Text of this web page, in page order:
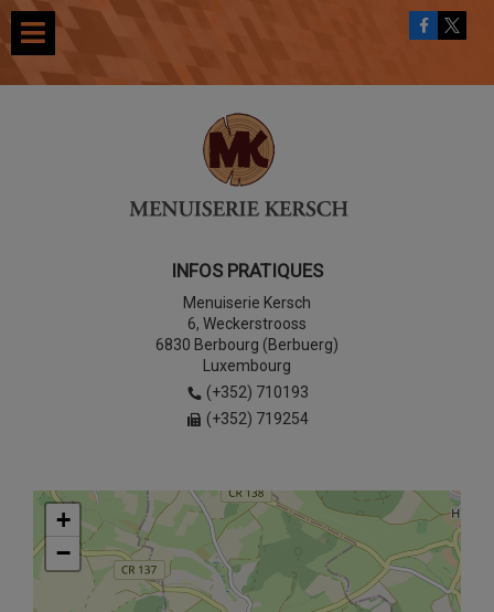
INFOS PRATIQUES
Menuiserie Kersch
6, Weckerstrooss
6830 Berbourg (Berbuerg)
Luxembourg
(+352) 710193
(+352) 719254
+
−
+
−